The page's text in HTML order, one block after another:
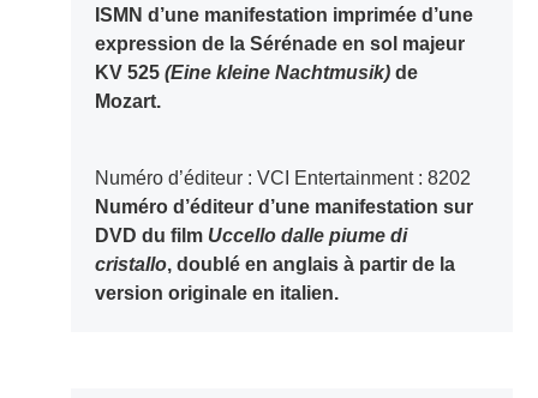
ISMN d’une manifestation imprimée d’une
expression de la Sérénade en sol majeur
KV 525 (Eine kleine Nachtmusik) de
Mozart.
Numéro d’éditeur : VCI Entertainment : 8202
Numéro d’éditeur d’une manifestation sur
DVD du film Uccello dalle piume di
cristallo, doublé en anglais à partir de la
version originale en italien.